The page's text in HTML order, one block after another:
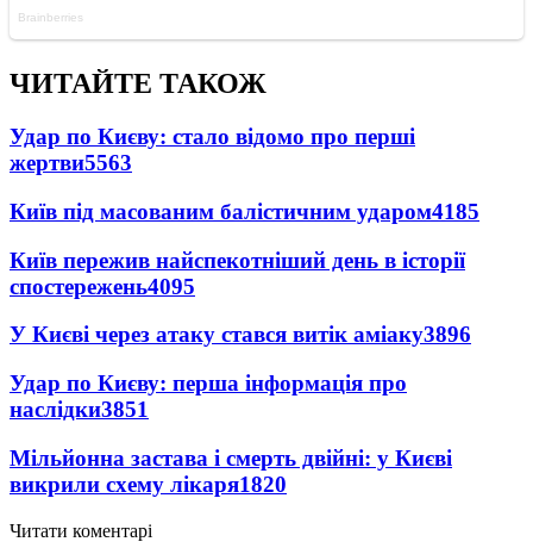
ЧИТАЙТЕ ТАКОЖ
Удар по Києву: стало відомо про перші
жертви5563
Київ під масованим балістичним ударом4185
Київ пережив найспекотніший день в історії
спостережень4095
У Києві через атаку стався витік аміаку3896
Удар по Києву: перша інформація про
наслідки3851
Мільйонна застава і смерть двійні: у Києві
викрили схему лікаря1820
Читати коментарі